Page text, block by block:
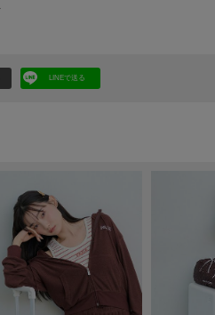
LINEで送る